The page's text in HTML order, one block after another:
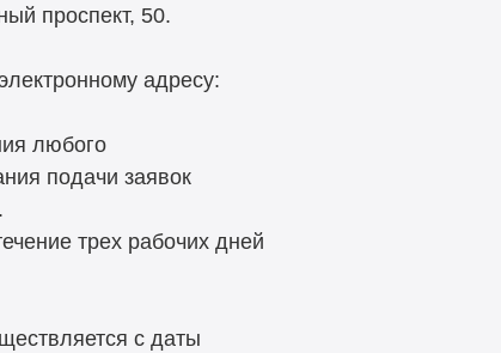
проспект, 50.
адресу:
любого
подачи заявок
трех рабочих дней
с даты